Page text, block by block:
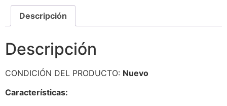
Descripción
Descripción
CONDICIÓN DEL PRODUCTO: Nuevo
Características: